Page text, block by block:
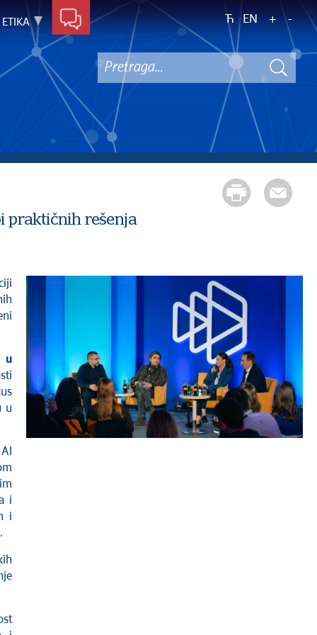
ETIKA Ћ EN + -
praktičnih rešenja
u
u
i
i